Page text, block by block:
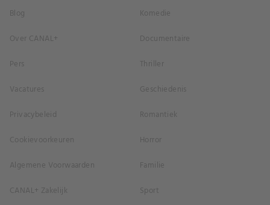
Blog
Over CANAL+
Pers
Vacatures
Privacybeleid
Cookievoorkeuren
Algemene Voorwaarden
CANAL+ Zakelijk
Komedie
Documentaire
Thriller
Geschiedenis
Romantiek
Horror
Familie
Sport